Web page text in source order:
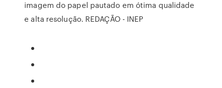
imagem do papel pautado em ótima qualidade
e alta resolução. REDAÇÃO - INEP